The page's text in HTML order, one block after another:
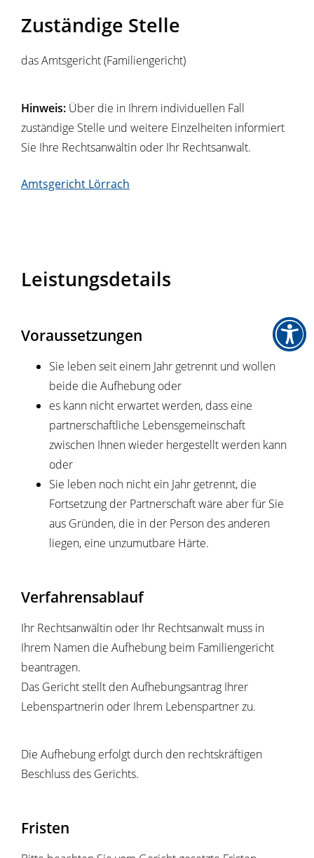
Zuständige Stelle
das Amtsgericht (Familiengericht)
Hinweis: Über die in Ihrem individuellen Fall
zuständige Stelle und weitere Einzelheiten informiert
Sie Ihre Rechtsanwältin oder Ihr Rechtsanwalt.
Amtsgericht Lörrach
Leistungsdetails
Voraussetzungen
Sie leben seit einem Jahr getrennt und wollen
beide die Aufhebung oder
es kann nicht erwartet werden, dass eine
partnerschaftliche Lebensgemeinschaft
zwischen Ihnen wieder hergestellt werden kann
oder
Sie leben noch nicht ein Jahr getrennt, die
Fortsetzung der Partnerschaft wäre aber für Sie
aus Gründen, die in der Person des anderen
liegen, eine unzumutbare Härte.
Verfahrensablauf
Ihr Rechtsanwältin oder Ihr Rechtsanwalt muss in
Ihrem Namen die Aufhebung beim Familiengericht
beantragen.
Das Gericht stellt den Aufhebungsantrag Ihrer
Lebenspartnerin oder Ihrem Lebenspartner zu.
Die Aufhebung erfolgt durch den rechtskräftigen
Beschluss des Gerichts.
Fristen